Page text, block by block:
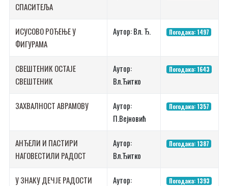
СПАСИТЕЉА
ИСУСОВО РОЂЕЊЕ У
ФИГУРАМА
Аутор: Вл. Ђ. Погодака: 1497
СВЕШТЕНИК ОСТАЈЕ
СВЕШТЕНИК
Аутор:
Вл.Ђитко
Погодака: 1643
ЗАХВАЛНОСТ АВРАМОВУ
Аутор:
П.Вејновић
Погодака: 1357
АНЂЕЛИ И ПАСТИРИ
НАГОВЕСТИЛИ РАДОСТ
Аутор:
Вл.Ђитко
Погодака: 1387
У ЗНАКУ ДЕЧЈЕ РАДОСТИ
Аутор:
Погодака: 1393